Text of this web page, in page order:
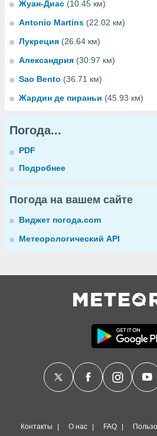
Жуан-Диас (10.45 км)
Antonio Martins (22.02 км)
Лукреция (26.64 км)
Александрия (30.97 км)
Sao Bento (36.71 км)
Жардин де пираньи (45.93 км)
Погода...
PDF
Подробнее
Погода на вашем сайте
Виджет погода.com
Метеорологический API
Контакты О нас FAQ